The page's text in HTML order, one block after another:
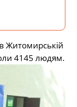
Житомирській
4145 людям.